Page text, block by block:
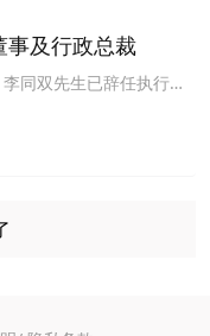
事及行政总裁
同双先生已辞任执行董
席主席)已获委任为公